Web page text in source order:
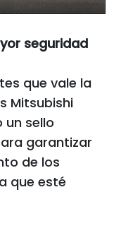
seguridad
que vale la
Mitsubishi
un sello
garantizar
de los
que esté